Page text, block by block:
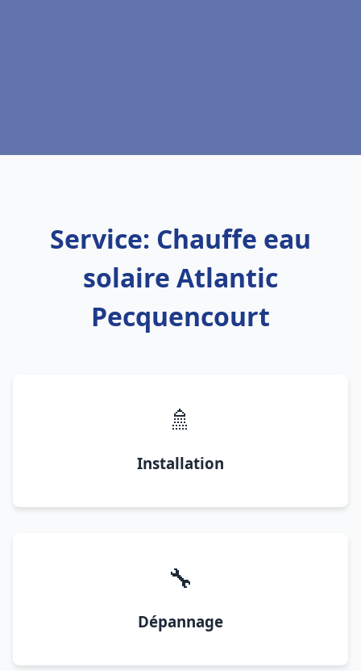
Service: Chauffe eau
solaire Atlantic
Pecquencourt
🚿
Installation
🔧
Dépannage